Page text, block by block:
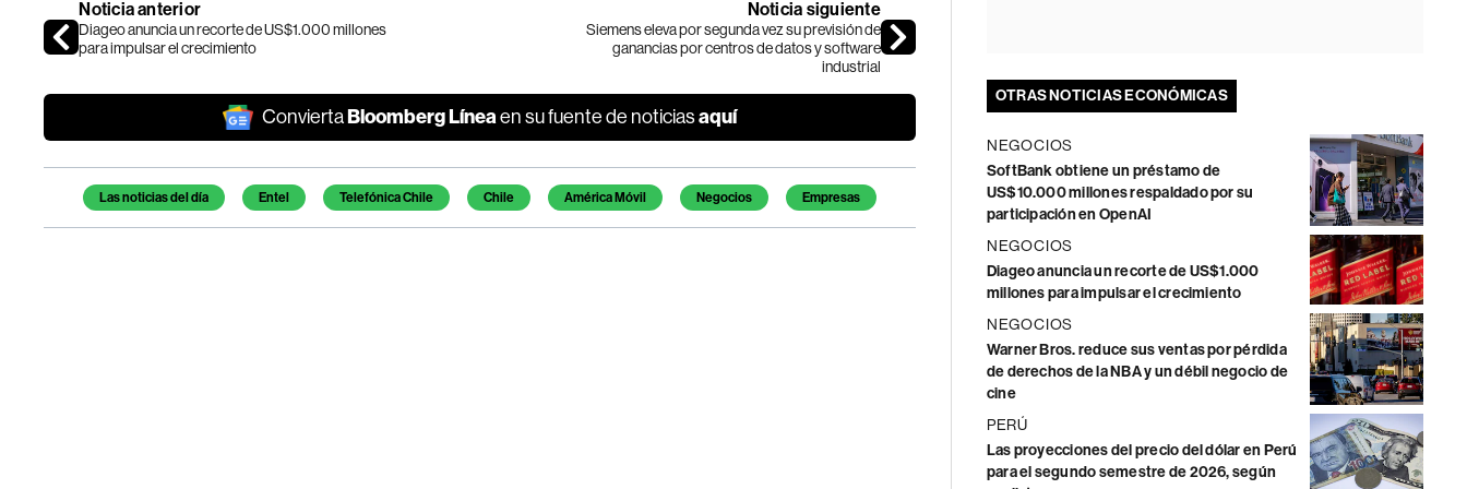
Noticia anterior
Diageo anuncia un recorte de US$1.000 millones
para impulsar el crecimiento
Noticia siguiente
Siemens eleva por segunda vez su previsión de
ganancias por centros de datos y software
industrial
ConviertaBloomberg Líneaen su fuente de noticiasaquí
Temas de este artículo
Las noticias del día Entel Telefónica Chile Chile América Móvil Negocios Empresas
OTRAS NOTICIAS ECONÓMICAS
NEGOCIOS
SoftBank obtiene un préstamo de
US$10.000 millones respaldado por su
participación en OpenAI
NEGOCIOS
Diageo anuncia un recorte de US$1.000
millones para impulsar el crecimiento
NEGOCIOS
Warner Bros. reduce sus ventas por pérdida
de derechos de la NBA y un débil negocio de
cine
PERÚ
Las proyecciones del precio del dólar en Perú
para el segundo semestre de 2026, según